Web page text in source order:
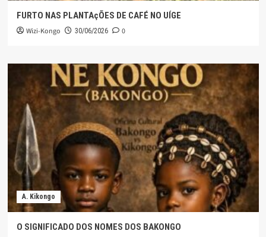
FURTO NAS PLANTAçÕES DE CAFÉ NO UÍGE
Wizi-Kongo 30/06/2026 0
A. Kikongo
O SIGNIFICADO DOS NOMES DOS BAKONGO